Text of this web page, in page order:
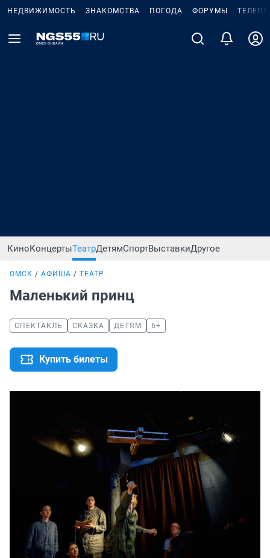
НЕДВИЖИМОСТЬ ЗНАКОМСТВА ПОГОДА ФОРУМЫ
КиноКонцертыТеатрДетямСпортВыставкиДругое
ОМСК АФИША ТЕАТР
Маленький принц
СПЕКТАКЛЬ СКАЗКА ДЕТЯМ 6+
Купить билеты